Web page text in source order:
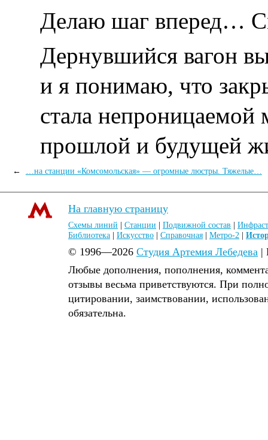
Делаю шаг вперед…
Дернувшийся вагон
и я понимаю, что
стала
прошлой и будущей
← …на станции «Комсомольская» — огромные люстры. Тяжелые…
На главную страницу
Схемы линий Станции Подвижной состав
Библиотека
Искусство Справочная Метро-2
© 1996—2026 Студия Артемия Лебедева |
Любые дополнения, пополнения,
отзывы весьма приветствуются. При
цитировании, заимствовании,
обязательна.